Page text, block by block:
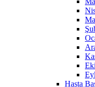
Hasta